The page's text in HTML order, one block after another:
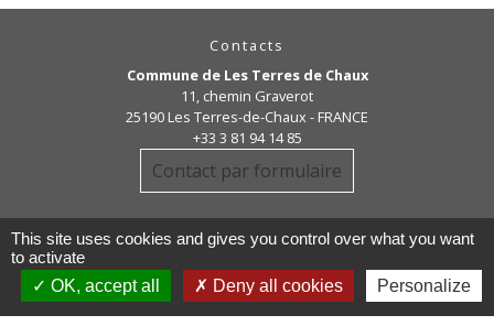
Contacts
Commune de Les Terres de Chaux
11, chemin Graverot
25190 Les Terres-de-Chaux - FRANCE
+33 3 81 94 14 85
Contact par formulaire
This site uses cookies and gives you control over what you want
to activate
OK, accept all
Deny all cookies Personalize